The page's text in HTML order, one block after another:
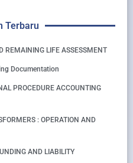
Terbaru
REMAINING LIFE ASSESSMENT
Documentation
PROCEDURE ACCOUNTING
: OPERATION AND
AND LIABILITY